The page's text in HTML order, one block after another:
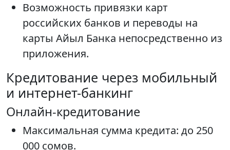
Возможность привязки карт
российских банков и переводы на
карты Айыл Банка непосредственно из
приложения.
Кредитование через мобильный
и интернет-банкинг
Онлайн-кредитование
Максимальная сумма кредита: до 250
000 сомов.